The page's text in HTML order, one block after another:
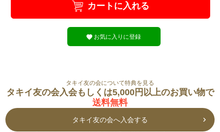
カートに入れる
お気に入りに登録
タキイ友の会について特典を見る
タキイ友の会入会もしくは5,000円以上のお買い物で
送料無料
タキイ友の会へ入会する